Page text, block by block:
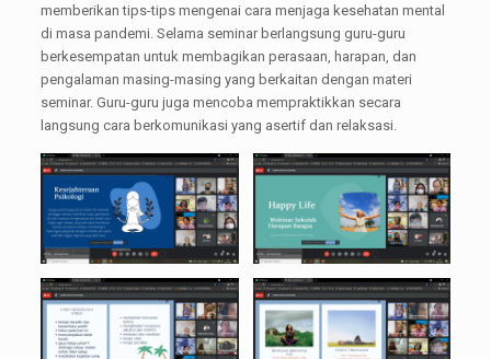
memberikan tips-tips mengenai cara menjaga kesehatan mental
di masa pandemi. Selama seminar berlangsung guru-guru
berkesempatan untuk membagikan perasaan, harapan, dan
pengalaman masing-masing yang berkaitan dengan materi
seminar. Guru-guru juga mencoba mempraktikkan secara
langsung cara berkomunikasi yang asertif dan relaksasi.